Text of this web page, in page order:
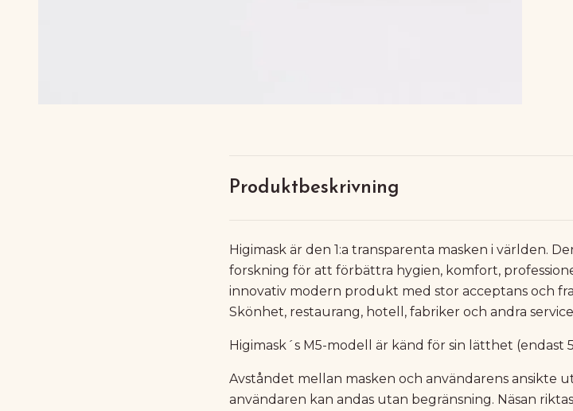
Produktbeskrivning
Higimask är den 1:a transparenta masken i världen.
forskning för att förbättra hygien, komfort,
innovativ modern produkt med stor acceptans och
Skönhet, restaurang, hotell, fabriker och andra
Higimask´s M5-modell är känd för sin lätthet (endast
Avståndet mellan masken och användarens ansikte
användaren kan andas utan begränsning. Näsan